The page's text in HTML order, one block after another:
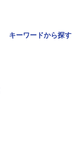
キーワードから探す